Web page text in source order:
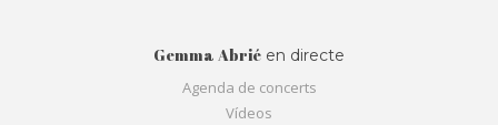
Gemma Abrié en directe
Agenda de concerts
Vídeos